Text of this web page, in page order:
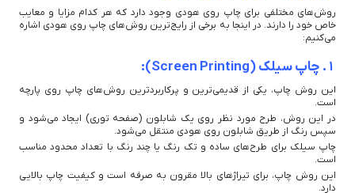
روش‌های مختلفی برای چاپ روی هودی وجود دارد که هر کدام مزایا و معایب
خاص خود را دارند. در اینجا به برخی از رایج‌ترین روش‌های چاپ روی هودی اشاره
می‌کنیم:
1. چاپ سیلک (Screen Printing):
این روش چاپ، یکی از قدیمی‌ترین و پرکاربردترین روش‌های چاپ روی پارچه
است.
در این روش، طرح مورد نظر روی یک شابلون (صفحه توری) ایجاد می‌شود و
سپس رنگ از طریق شابلون روی هودی منتقل می‌شود.
چاپ سیلک برای طرح‌های ساده و تک رنگ یا چند رنگ با تعداد محدود مناسب
است.
این روش چاپ، برای تیراژهای بالا مقرون به صرفه است و کیفیت چاپ بالایی
دارد.